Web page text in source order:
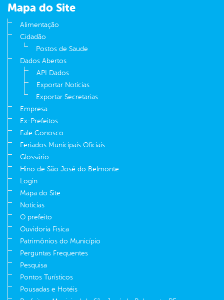
Mapa do Site
Alimentação
Cidadão
Postos de Saude
Dados Abertos
API Dados
Exportar Notícias
Exportar Secretarias
Empresa
Ex-Prefeitos
Fale Conosco
Feriados Municipais Oficiais
Glossário
Hino de São José do Belmonte
Login
Mapa do Site
Notícias
O prefeito
Ouvidoria Fisíca
Patrimônios do Município
Perguntas Frequentes
Pesquisa
Pontos Turísticos
Pousadas e Hotéis